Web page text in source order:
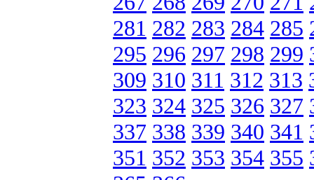
281 282 283 284 285
295 296 297 298 299
309 310 311 312 313
323 324 325 326 327
337 338 339 340 341
351 352 353 354 355